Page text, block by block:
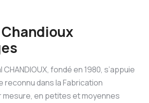
Chandioux
es
CHANDIOUX, fondé en 1980, s’appuie
reconnu dans la Fabrication
mesure, en petites et moyennes